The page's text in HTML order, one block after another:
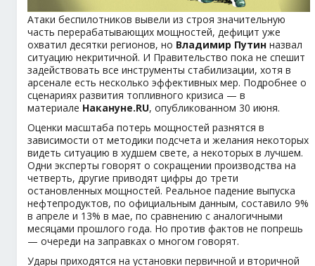
Атаки беспилотников вывели из строя значительную
часть перерабатывающих мощностей, дефицит уже
охватил десятки регионов, но Владимир Путин назвал
ситуацию некритичной. И Правительство пока не спешит
задействовать все инструменты стабилизации, хотя в
арсенале есть несколько эффективных мер. Подробнее о
сценариях развития топливного кризиса — в
материале Накануне.RU, опубликованном 30 июня.
Оценки масштаба потерь мощностей разнятся в
зависимости от методики подсчета и желания некоторых
видеть ситуацию в худшем свете, а некоторых в лучшем.
Одни эксперты говорят о сокращении производства на
четверть, другие приводят цифры до трети
остановленных мощностей. Реальное падение выпуска
нефтепродуктов, по официальным данным, составило 9%
в апреле и 13% в мае, по сравнению с аналогичными
месяцами прошлого года. Но против фактов не попрешь
— очереди на заправках о многом говорят.
Удары приходятся на установки первичной и вторичной